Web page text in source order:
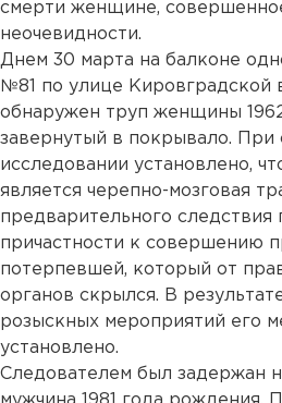
смерти женщине,
неочевидности.
Днем 30 марта на балконе
№81 по улице Кировградской
обнаружен труп женщины
завернутый в покрывало. При
исследовании установлено,
является черепно-мозговая
предварительного следствия
причастности к совершению
потерпевшей, который от
органов скрылся. В
розыскных мероприятий его
установлено.
Следователем был задержан